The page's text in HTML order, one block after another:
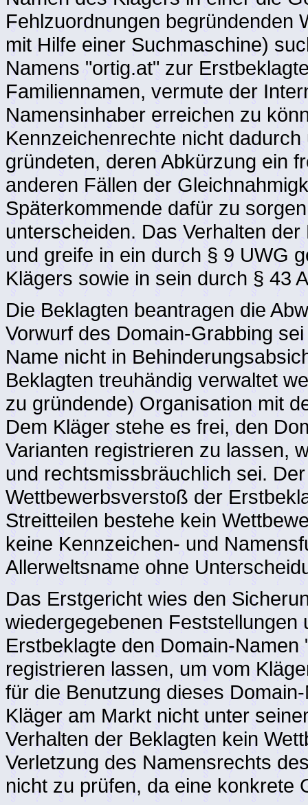
Fehlzuordnungen begründenden
mit Hilfe einer Suchmaschine)
Namens "ortig.at" zur
Familiennamen, vermute der
Namensinhaber erreichen zu
Kennzeichenrechte nicht
gründeten, deren Abkürzung ein
anderen Fällen der
Späterkommende dafür zu
unterscheiden. Das Verhalten
und greife in ein durch § 9 UWG
Klägers sowie in sein durch § 43
Die Beklagten beantragen die
Vorwurf des Domain-Grabbing
Name nicht in
Beklagten treuhändig verwaltet
zu gründende) Organisation mit
Dem Kläger stehe es frei, den
Varianten registrieren zu lassen,
und rechtsmissbräuchlich sei.
Wettbewerbsverstoß der
Streitteilen bestehe kein
keine Kennzeichen- und
Allerweltsname ohne
Das Erstgericht wies den
wiedergegebenen
Erstbeklagte den Domain-
registrieren lassen, um vom
für die Benutzung dieses
Kläger am Markt nicht unter
Verhalten der Beklagten kein
Verletzung des Namensrechts
nicht zu prüfen, da eine konkrete